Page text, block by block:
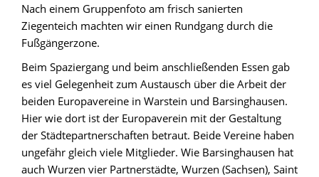
Nach einem Gruppenfoto am frisch sanierten
Ziegenteich machten wir einen Rundgang durch die
Fußgängerzone.
Beim Spaziergang und beim anschließenden Essen gab
es viel Gelegenheit zum Austausch über die Arbeit der
beiden Europavereine in Warstein und Barsinghausen.
Hier wie dort ist der Europaverein mit der Gestaltung
der Städtepartnerschaften betraut. Beide Vereine haben
ungefähr gleich viele Mitglieder. Wie Barsinghausen hat
auch Wurzen vier Partnerstädte, Wurzen (Sachsen), Saint